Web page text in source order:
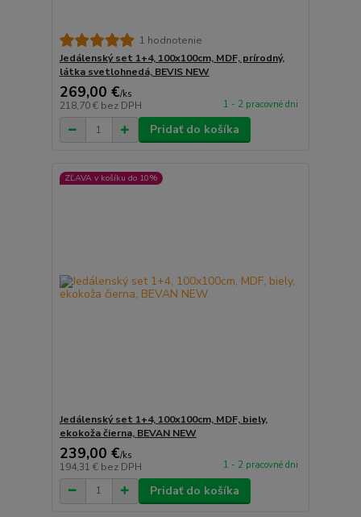
1 hodnotenie
Jedálenský set 1+4, 100x100cm, MDF, prírodný,
látka svetlohnedá, BEVIS NEW
269,00 €/ks
218,70 € bez DPH 1 - 2 pracovné dni
Pridať do košíka
ZĽAVA v košíku do 10%
Jedálenský set 1+4, 100x100cm, MDF, biely,
ekokoža čierna, BEVAN NEW
239,00 €/ks
194,31 € bez DPH 1 - 2 pracovné dni
Pridať do košíka